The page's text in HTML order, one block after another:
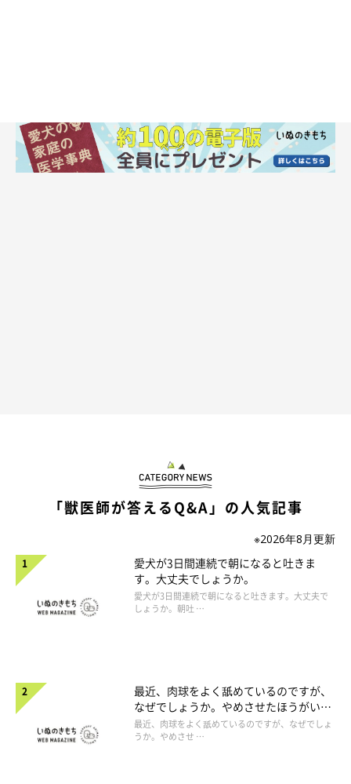
「獣医師が答えるQ&A」の人気記事
※2026年8月更新
愛犬が3日間連続で朝になると吐きま
す。大丈夫でしょうか。
愛犬が3日間連続で朝になると吐きます。大丈夫で
しょうか。朝吐 …
最近、肉球をよく舐めているのですが、
なぜでしょうか。やめさせたほうがいい
のでしょうか。
最近、肉球をよく舐めているのですが、なぜでしょ
うか。やめさせ …